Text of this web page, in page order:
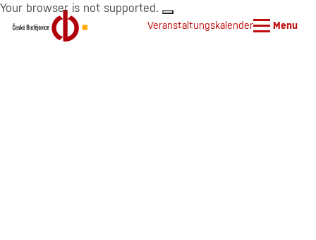
Your browser is not supported.
Veranstaltungskalender Menu